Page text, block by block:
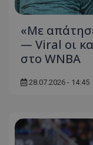
«Με
— Viral οι
στο WNBA
28.07.2026 - 14:45